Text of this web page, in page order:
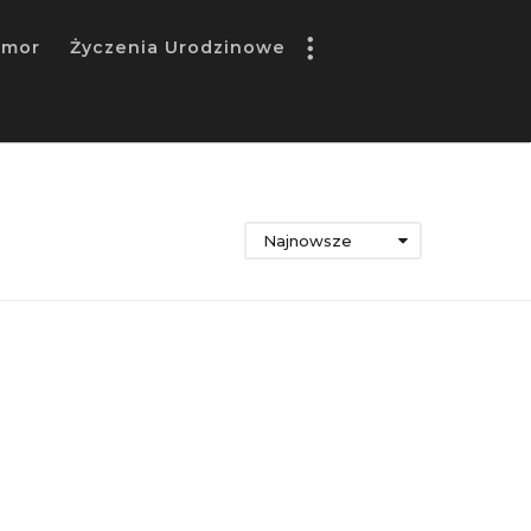
Życzenia Urodzinowe
Najnowsze